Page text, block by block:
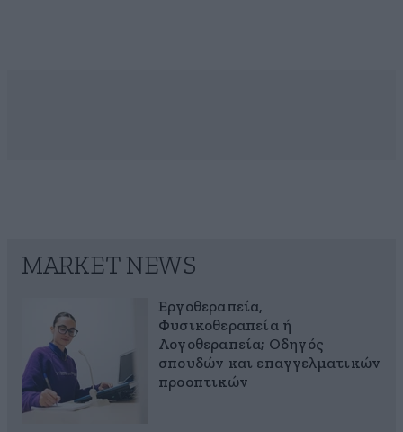
MARKET NEWS
Εργοθεραπεία,
Φυσικοθεραπεία ή
Λογοθεραπεία; Οδηγός
σπουδών και επαγγελματικών
προοπτικών